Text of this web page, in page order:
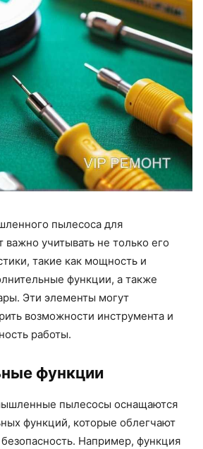
пылесоса для
важно учитывать не только его
такие как мощность и
функции, а также
Эти элементы могут
возможности инструмента и
работы.
функции
пылесосы оснащаются
функций, которые облегчают
Например, функция